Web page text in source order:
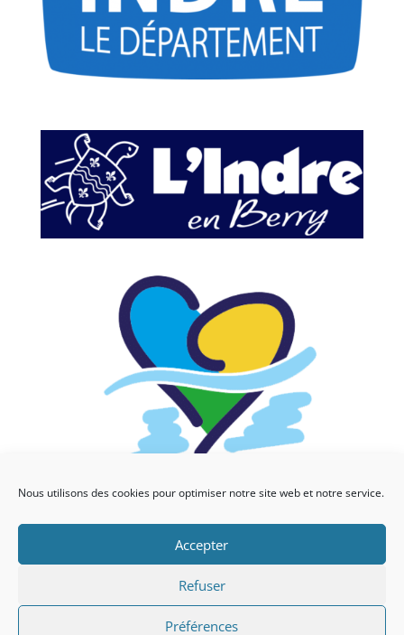
Nous utilisons des cookies pour optimiser notre site web et notre service.
Accepter
Refuser
Préférences
Copyright © 2021 | Développé par